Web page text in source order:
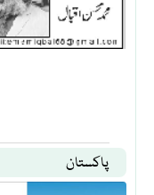
پاکستان